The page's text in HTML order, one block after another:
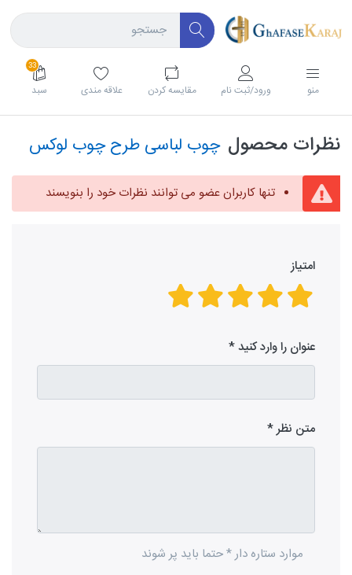
منو ورود/ثبت نام مقايسه كردن علاقه مندی
33
سبد
نظرات محصول چوب لباسی طرح چوب لوکس
تنها کاربران عضو می توانند نظرات خود را بنویسند
امتیاز
عنوان را وارد کنید
متن نظر
موارد ستاره دار * حتما باید پر شوند